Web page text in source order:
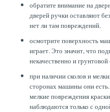
обратите внимание на
дверей ручки оставляют
нет ли там повреждений.
осмотрите поверхность
играет. Это значит, что
некачественно и
при наличии сколов и
сторонах машины они
мелкие повреждения
наблюдаются только с
ТОРМОЗНЫЕ
ТОРМОЗНЫЕ